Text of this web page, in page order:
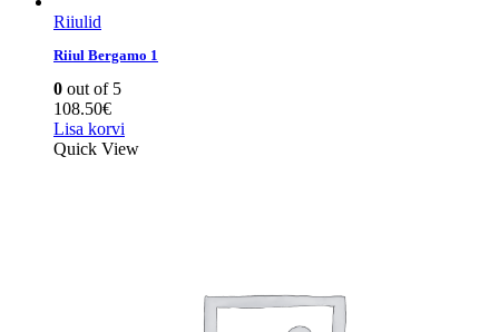
Riiulid
Riiul Bergamo 1
0 out of 5
108.50€
Lisa korvi
Quick View